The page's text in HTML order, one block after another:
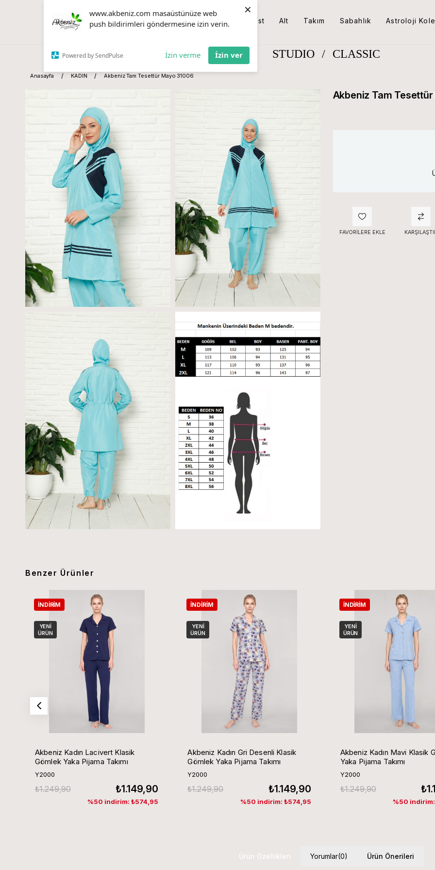
www.akbeniz.com masaüstünüze web
push bildirimleri göndermesine izin verin.
Powered by SendPulse İzin verme İzin ver
×
Üst Alt Takım Sabahlık Astroloji
STUDIO / CLASSIC
Anasayfa KADIN Akbeniz Tam Tesettür Mayo 31006
Akbeniz Tam
FAVORILERE EKLE
Benzer Ürünler
Akbeniz Kadın Lacivert Klasik
Gömlek Yaka Pijama Takımı
Y2000
₺1.149,90
₺1.249,90
%50 indirim: ₺574,95
İNDIRIM
YENI
ÜRÜN
Akbeniz Kadın Gri Desenli Klasik
Gömlek Yaka Pijama Takımı
Y2000
₺1.149,90
₺1.249,90
%50 indirim: ₺574,95
İNDIRIM
YENI
ÜRÜN
Akbeniz Kadın Mavi Klasik
Yaka Pijama Takımı
Y2000
₺1.249,90
%50
İNDIRIM
YENI
ÜRÜN
Ürün Özellikleri Yorumlar(0) Ürün Önerileri